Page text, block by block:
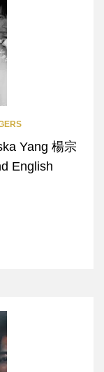
Yang 楊宗
English